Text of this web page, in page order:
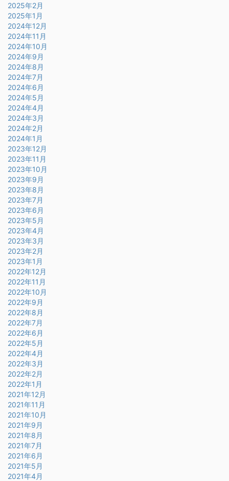
2025年2月
2025年1月
2024年12月
2024年11月
2024年10月
2024年9月
2024年8月
2024年7月
2024年6月
2024年5月
2024年4月
2024年3月
2024年2月
2024年1月
2023年12月
2023年11月
2023年10月
2023年9月
2023年8月
2023年7月
2023年6月
2023年5月
2023年4月
2023年3月
2023年2月
2023年1月
2022年12月
2022年11月
2022年10月
2022年9月
2022年8月
2022年7月
2022年6月
2022年5月
2022年4月
2022年3月
2022年2月
2022年1月
2021年12月
2021年11月
2021年10月
2021年9月
2021年8月
2021年7月
2021年6月
2021年5月
2021年4月